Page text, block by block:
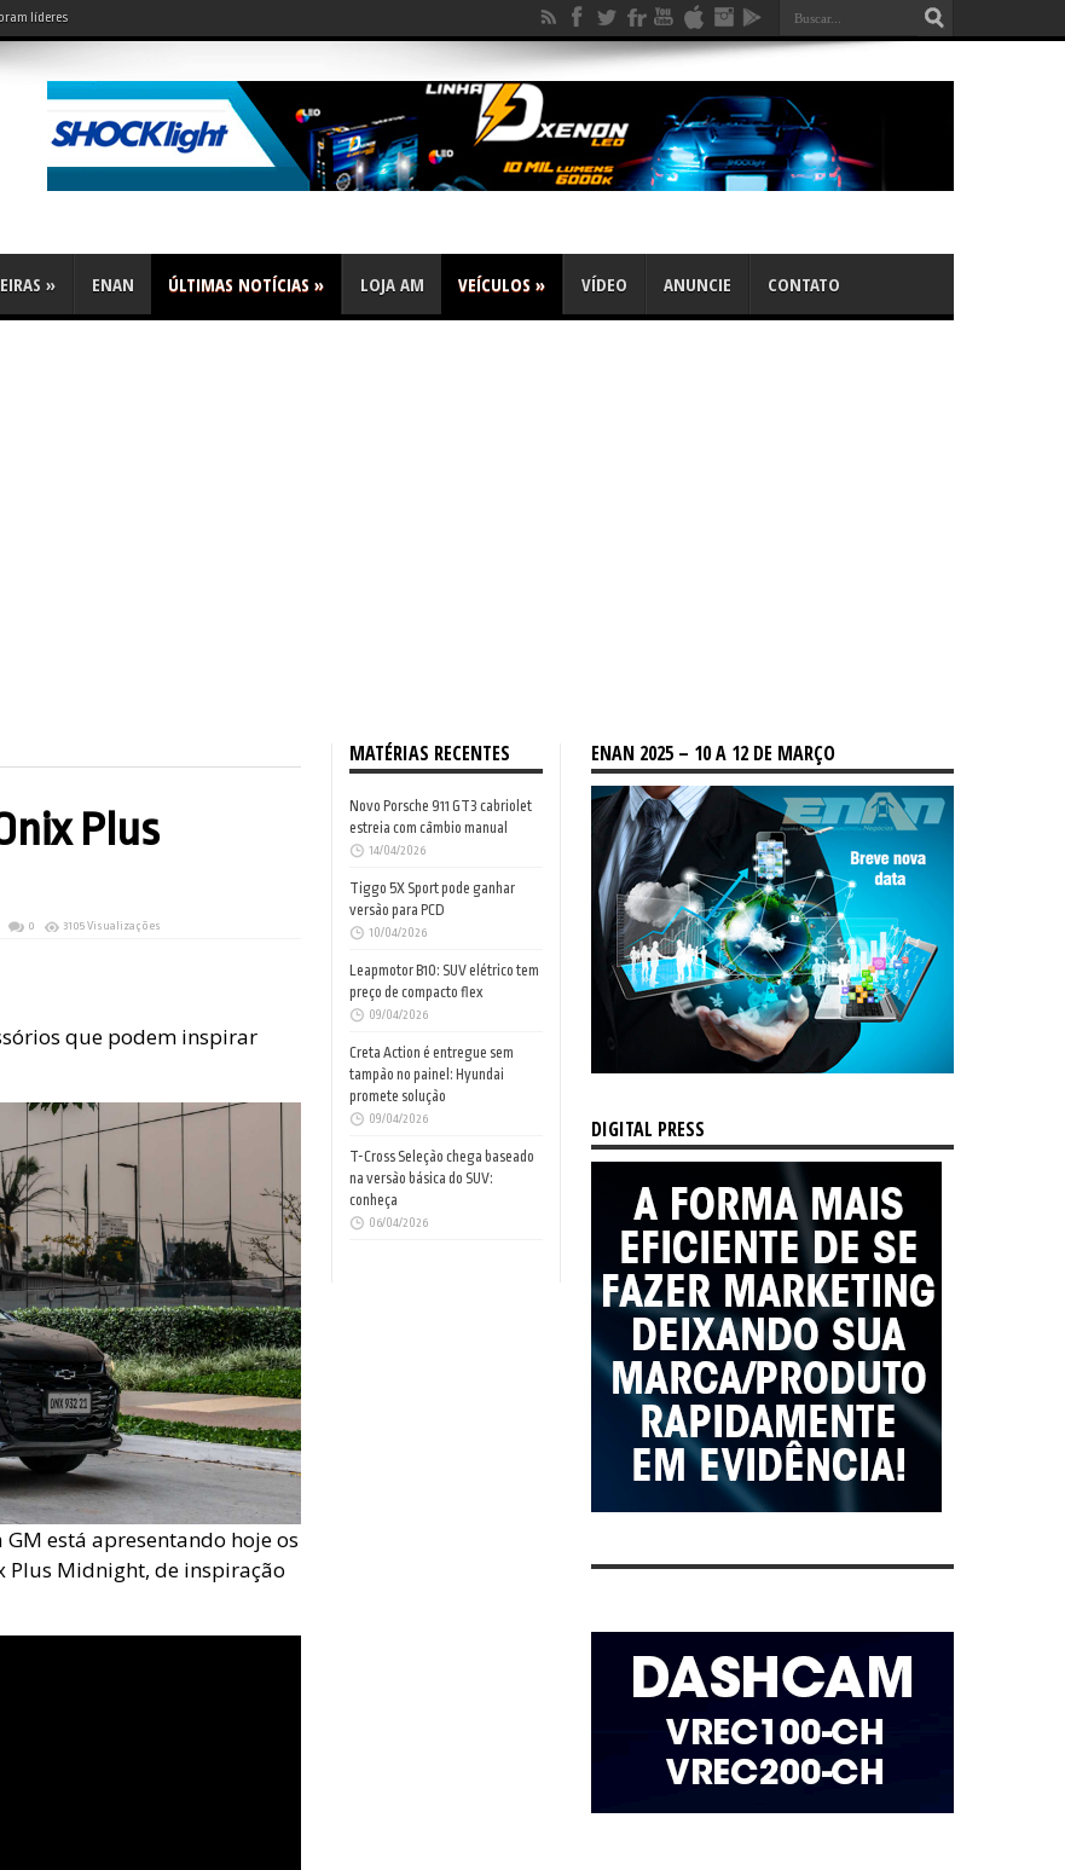
» ENAN ÚLTIMAS NOTÍCIAS » LOJA AM VEÍCULOS » VÍDEO ANUNCIE CONTATO
Plus
0 3105 Visualizações
que podem inspirar
está apresentando hoje os
Plus Midnight, de inspiração
MATÉRIAS RECENTES
Novo Porsche 911 GT3 cabriolet
estreia com câmbio manual
14/04/2026
Tiggo 5X Sport pode ganhar
versão para PCD
10/04/2026
Leapmotor B10: SUV elétrico tem
preço de compacto flex
09/04/2026
Creta Action é entregue sem
tampão no painel: Hyundai
promete solução
09/04/2026
T-Cross Seleção chega baseado
na versão básica do SUV:
conheça
06/04/2026
ENAN 2025 – 10 A 12 DE MARÇO
DIGITAL PRESS